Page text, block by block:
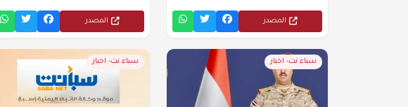
المصدر المصدر
سباء نت- اخبار سباء نت- اخبار